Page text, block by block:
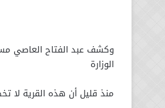
وكشف عبد الفتاح العاصي
الوزارة
منذ قليل أن هذه القرية لا